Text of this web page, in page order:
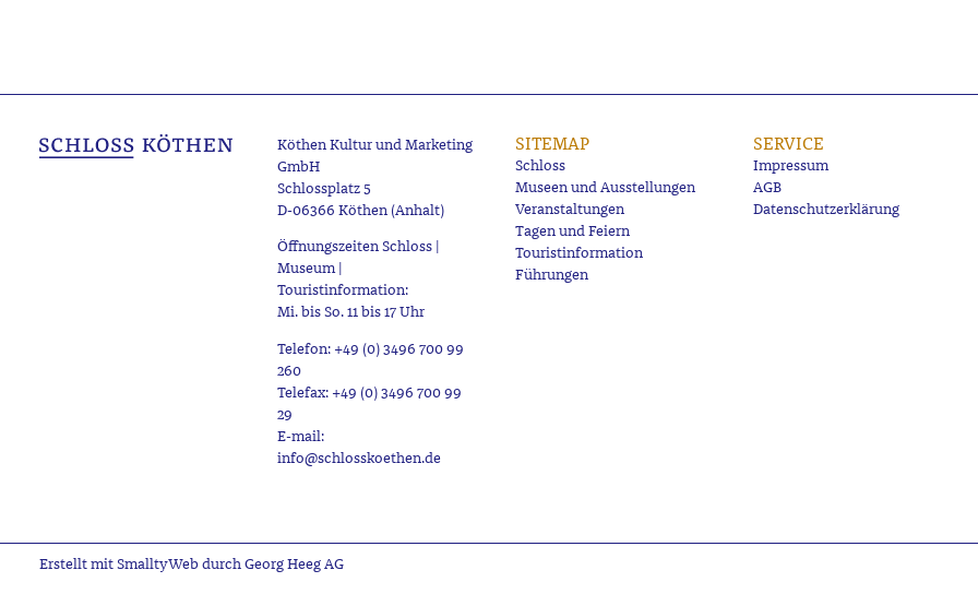
Köthen Kultur und Marketing
GmbH
Schlossplatz 5
D-06366 Köthen (Anhalt)
Öffnungszeiten Schloss |
Museum |
Touristinformation:
Mi. bis So. 11 bis 17 Uhr
Telefon: +49 (0) 3496 700 99
260
Telefax: +49 (0) 3496 700 99
29
E-mail:
info@schlosskoethen.de
SITEMAP
Schloss
Museen und Ausstellungen
Veranstaltungen
Tagen und Feiern
Touristinformation
Führungen
SERVICE
Impressum
AGB
Datenschutzerklärung
Erstellt mit SmalltyWeb durch Georg Heeg AG